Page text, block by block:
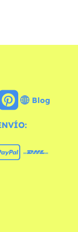
Blog